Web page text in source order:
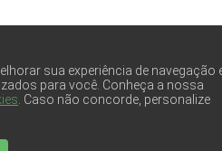
sua experiência de navegação
para você. Conheça a nossa
. Caso não concorde, personalize